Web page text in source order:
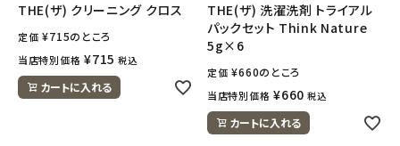
THE(ザ) クリーニング クロス
定価 ¥715のところ
当店特別価格 ¥715 税込
カートに入れる
THE(ザ) 洗濯洗剤 トライアル
パックセット Think Nature
5g×6
定価 ¥660のところ
当店特別価格 ¥660 税込
カートに入れる